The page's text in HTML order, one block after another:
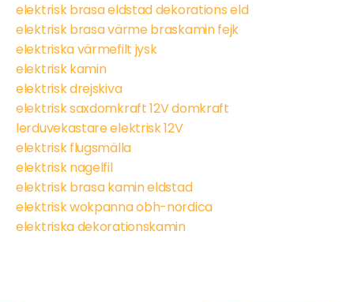
elektrisk brasa eldstad dekorations eld
elektrisk brasa värme braskamin fejk
elektriska värmefilt jysk
elektrisk kamin
elektrisk drejskiva
elektrisk saxdomkraft 12V domkraft
lerduvekastare elektrisk 12V
elektrisk flugsmälla
elektrisk nagelfil
elektrisk brasa kamin eldstad
elektrisk wokpanna obh-nordica
elektriska dekorationskamin